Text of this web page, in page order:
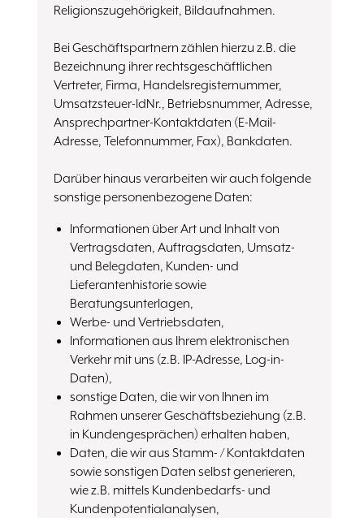
Religionszugehörigkeit, Bildaufnahmen.
Bei Geschäftspartnern zählen hierzu z.B. die
Bezeichnung ihrer rechtsgeschäftlichen
Vertreter, Firma, Handelsregisternummer,
Umsatzsteuer-ldNr., Betriebsnummer, Adresse,
Ansprechpartner-Kontaktdaten (E-Mail-
Adresse, Telefonnummer, Fax), Bankdaten.
Darüber hinaus verarbeiten wir auch folgende
sonstige personenbezogene Daten:
Informationen über Art und Inhalt von
Vertragsdaten, Auftragsdaten, Umsatz-
und Belegdaten, Kunden- und
Lieferantenhistorie sowie
Beratungsunterlagen,
Werbe- und Vertriebsdaten,
Informationen aus Ihrem elektronischen
Verkehr mit uns (z.B. IP-Adresse, Log-in-
Daten),
sonstige Daten, die wir von Ihnen im
Rahmen unserer Geschäftsbeziehung (z.B.
in Kundengesprächen) erhalten haben,
Daten, die wir aus Stamm- / Kontaktdaten
sowie sonstigen Daten selbst generieren,
wie z.B. mittels Kundenbedarfs- und
Kundenpotentialanalysen,